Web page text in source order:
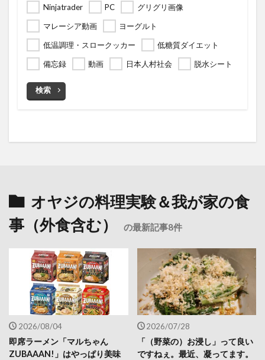
Ninjatrader PC
グリグリ画像
マレーシア動画
ヨーグルト
低温調理・スロークッカー
低糖質ダイエット
備忘録
動画 日本人村社会 脱水シート
検索
オヤジの料理実験＆我が家の食
事（外食含む）
の最新記事8件
2026/08/04
即席ラーメン「マルちゃん
ZUBAAAN!」はやっぱり美味
2026/07/28
「（野菜の）お浸し」って良い
ですねぇ。最近、凝ってます。